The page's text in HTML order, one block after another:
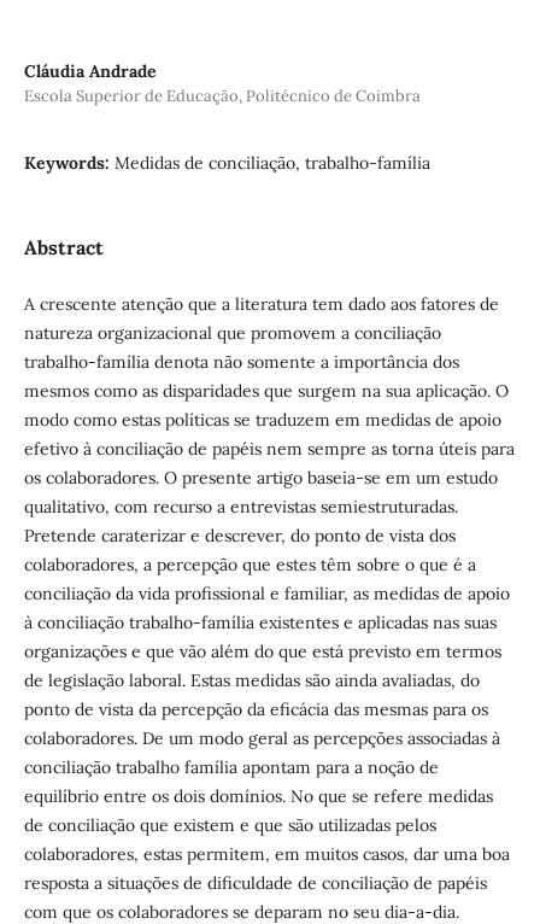
Cláudia Andrade
Escola Superior de Educação, Politécnico de Coimbra
Keywords: Medidas de conciliação, trabalho-família
Abstract
A crescente atenção que a literatura tem dado aos fatores de
natureza organizacional que promovem a conciliação
trabalho-família denota não somente a importância dos
mesmos como as disparidades que surgem na sua aplicação. O
modo como estas políticas se traduzem em medidas de apoio
efetivo à conciliação de papéis nem sempre as torna úteis para
os colaboradores. O presente artigo baseia-se em um estudo
qualitativo, com recurso a entrevistas semiestruturadas.
Pretende caraterizar e descrever, do ponto de vista dos
colaboradores, a percepção que estes têm sobre o que é a
conciliação da vida profissional e familiar, as medidas de apoio
à conciliação trabalho-família existentes e aplicadas nas suas
organizações e que vão além do que está previsto em termos
de legislação laboral. Estas medidas são ainda avaliadas, do
ponto de vista da percepção da eficácia das mesmas para os
colaboradores. De um modo geral as percepções associadas à
conciliação trabalho família apontam para a noção de
equilíbrio entre os dois domínios. No que se refere medidas
de conciliação que existem e que são utilizadas pelos
colaboradores, estas permitem, em muitos casos, dar uma boa
resposta a situações de dificuldade de conciliação de papéis
com que os colaboradores se deparam no seu dia-a-dia.